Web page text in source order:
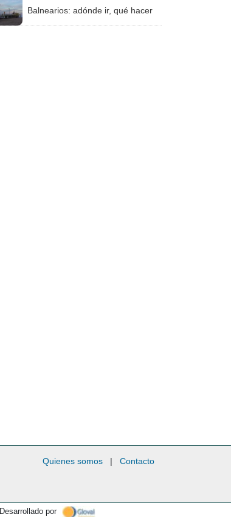
Balnearios: adónde ir, qué hacer
Quienes somos | Contacto
Desarrollado por